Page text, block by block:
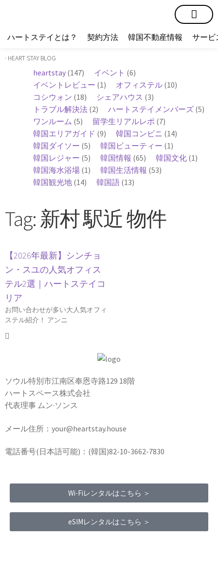
ハートステイとは？ 契約方法 韓国不動産情報 サービ
· HEART STAY BLOG
heartstay (147) イベント (6)
イベントレビュー (1) オフィステル (10)
コシウォン (18) シェアハウス (3)
トラブル解決法 (2) ハートステイメンバーズ (5)
ワンルーム (5) 留学生リアルレポ (7)
韓国エリアガイド (9) 韓国コンビニ (14)
韓国ダイソー (5) 韓国ビューティー (1)
韓国レジャー (5) 韓国情報 (65) 韓国文化 (1)
韓国海水浴場 (1) 韓国生活情報 (53)
韓国観光地 (14) 韓国語 (13)
Tag: 新村 駅近 物件
【2026年最新】シンチョ
ン・スユの人気オフィス
テル2選｜ハートステイコ
リア
お問い合わせが多い大人気オフィ
ステル紹介！ アンニ
ソウル特別市江南区奉恩寺路129 18階
ハートスペース株式会社
代表理事 ムン·ソンス
メール住所：your@heartstay.house
電話番号(日本語可能)：(韓国)82-10-3662-7830
Wi-Fiレンタルはこちら ＞
eSIMレンタルはこちら ＞